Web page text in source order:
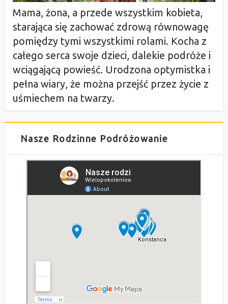
Mama, żona, a przede wszystkim kobieta,
starająca się zachować zdrową równowagę
pomiędzy tymi wszystkimi rolami. Kocha z
całego serca swoje dzieci, dalekie podróże i
wciągającą powieść. Urodzona optymistka i
pełna wiary, że można przejść przez życie z
uśmiechem na twarzy.
Nasze Rodzinne Podróżowanie